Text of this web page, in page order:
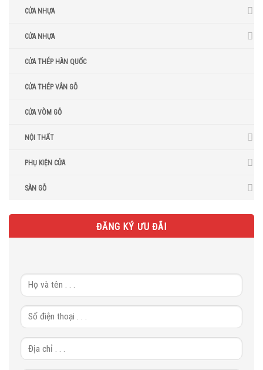
CỬA NHỰA
CỬA NHỰA
CỬA THÉP HÀN QUỐC
CỬA THÉP VÂN GỖ
CỬA VÒM GỖ
NỘI THẤT
PHỤ KIỆN CỬA
SÀN GỖ
ĐĂNG KÝ ƯU ĐÃI